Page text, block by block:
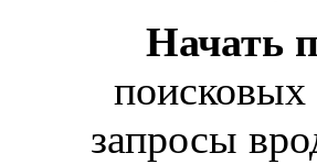
Начать
поисковых
запросы